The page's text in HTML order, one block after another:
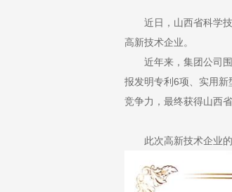
近日，山西省科学技
高新技术企业。
近年来，集团公司围
报发明专利6项、实用
竞争力，最终获得山西
此次高新技术企业的